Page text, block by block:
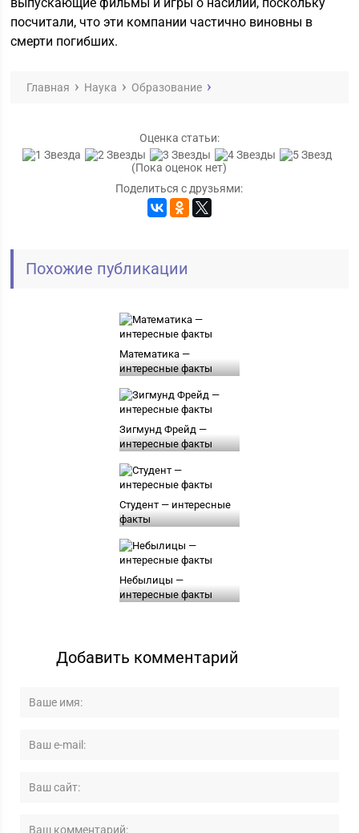
посчитали, что эти компании частично виновны в
смерти погибших.
Главная Наука Образование
Оценка статьи:
(Пока оценок нет)
Поделиться с друзьями:
Похожие публикации
Математика —
интересные факты
Зигмунд Фрейд —
интересные факты
Студент — интересные
факты
Небылицы —
интересные факты
Добавить комментарий